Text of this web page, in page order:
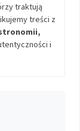
traktują
treści z
i